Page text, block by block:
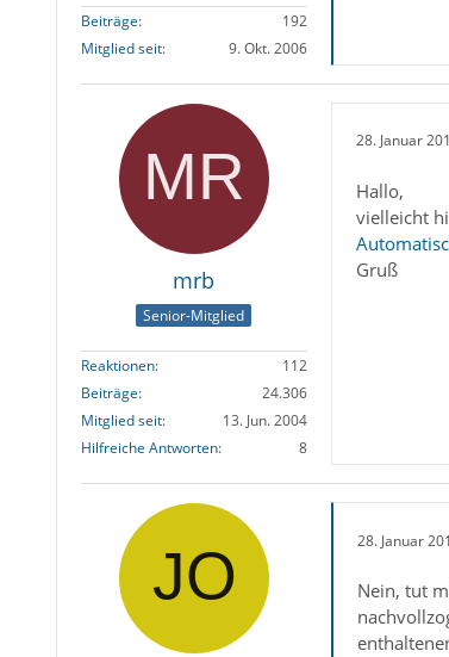
Beiträge
192
Mitglied seit
9. Okt. 2006
mrb
Senior-Mitglied
Reaktionen
112
Beiträge
24.306
Mitglied seit
13. Jun. 2004
Hilfreiche Antworten
8
28. Januar
Hallo,
vielleicht
Gruß
28. Januar
Nein, tut